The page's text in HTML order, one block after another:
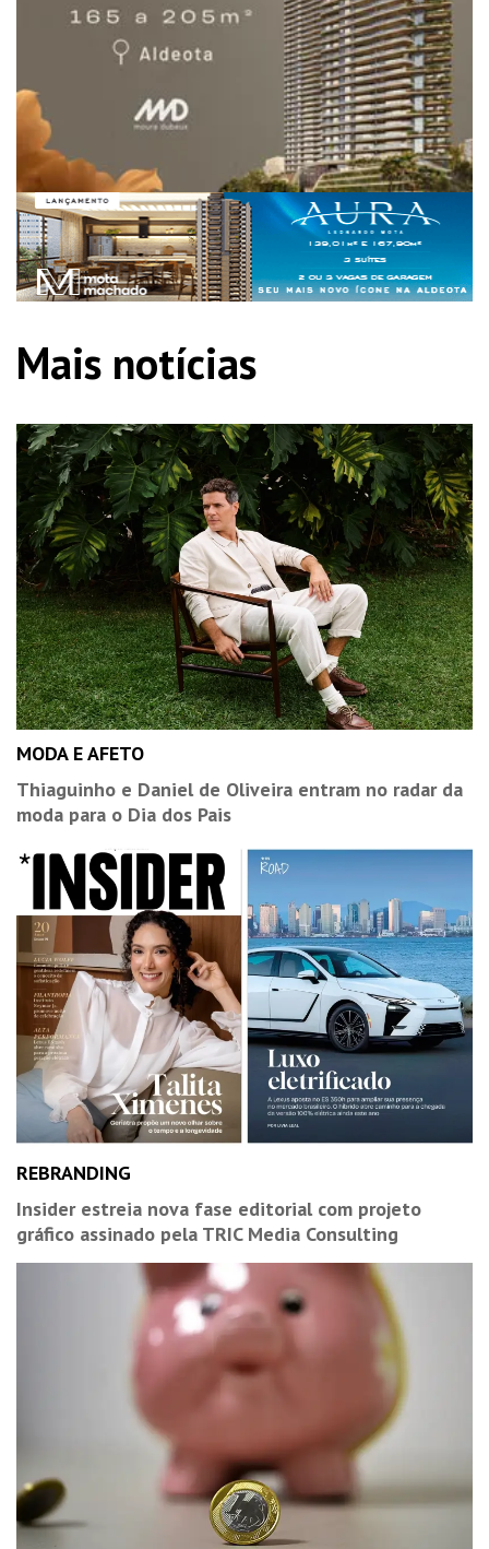
Mais notícias
MODA E AFETO
Thiaguinho e Daniel de Oliveira entram no radar da
moda para o Dia dos Pais
REBRANDING
Insider estreia nova fase editorial com projeto
gráfico assinado pela TRIC Media Consulting